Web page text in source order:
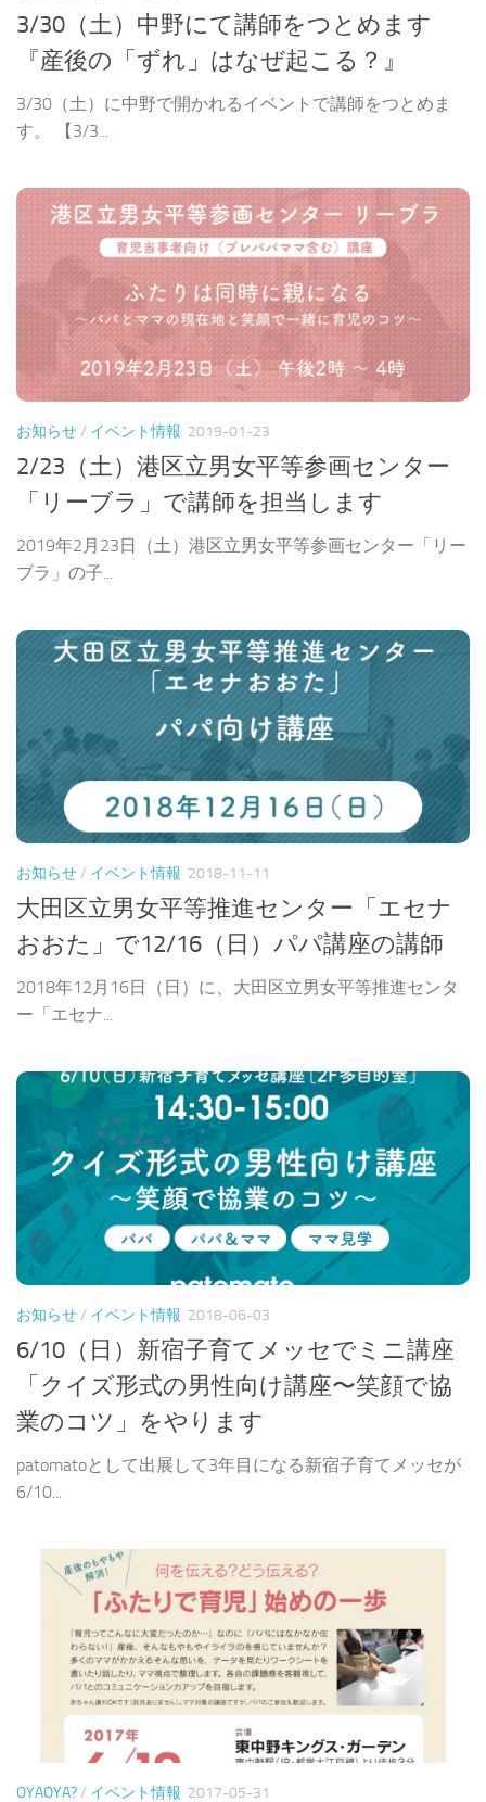
3/30（土）中野にて講師をつとめます
『産後の「ずれ」はなぜ起こる？』
3/30（土）に中野で開かれるイベントで講師をつとめま
す。 【3/3...
お知らせ/ イベント情報 2019-01-23
2/23（土）港区立男女平等参画センター
「リーブラ」で講師を担当します
2019年2月23日（土）港区立男女平等参画センター「リー
ブラ」の子...
お知らせ/ イベント情報 2018-11-11
大田区立男女平等推進センター「エセナ
おおた」で12/16（日）パパ講座の講師
2018年12月16日（日）に、大田区立男女平等推進センタ
ー「エセナ...
お知らせ/ イベント情報 2018-06-03
6/10（日）新宿子育てメッセでミニ講座
「クイズ形式の男性向け講座〜笑顔で協
業のコツ」をやります
patomatoとして出展して3年目になる新宿子育てメッセが
6/10...
OYAOYA?/ イベント情報 2017-05-31